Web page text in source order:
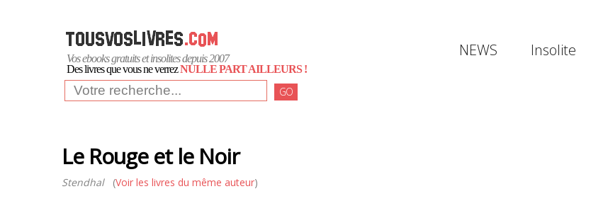
Vos ebooks gratuits et insolites depuis 2007
Des livres que vous ne verrezNULLE PART AILLEURS !
GO
NEWS Insolite
Le Rouge et le Noir
Stendhal(Voir les livres du même auteur)